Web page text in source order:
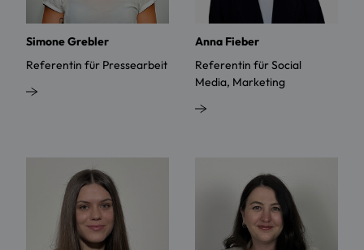
Simone Grebler
Referentin für Pressearbeit
Anna Fieber
Referentin für Social
Media, Marketing